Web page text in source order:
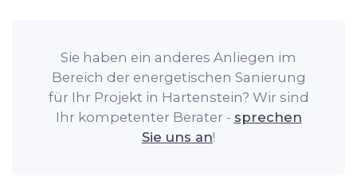
Sie haben ein anderes Anliegen im
Bereich der energetischen Sanierung
für Ihr Projekt in Hartenstein? Wir sind
Ihr kompetenter Berater - sprechen
Sie uns an!